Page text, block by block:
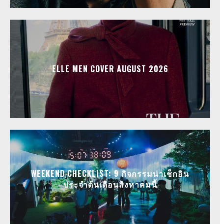
ELLE MEN COVER AUGUST 2026
WEEKEND CHECKLIST: 9 กิจกรรมน่าเช็กอิน
ประจำต้นเดือนสิงหาคมนี้